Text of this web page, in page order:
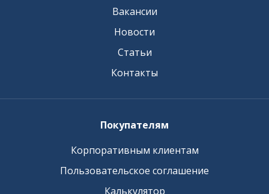
Вакансии
Новости
Статьи
Контакты
Покупателям
Корпоративным клиентам
Пользовательское соглашение
Калькулятор